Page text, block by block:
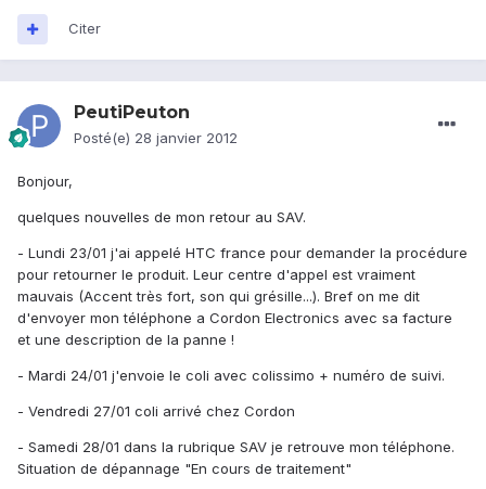
Citer
PeutiPeuton
Posté(e) 28 janvier 2012
Bonjour,
quelques nouvelles de mon retour au SAV.
- Lundi 23/01 j'ai appelé HTC france pour demander la procédure
pour retourner le produit. Leur centre d'appel est vraiment
mauvais (Accent très fort, son qui grésille...). Bref on me dit
d'envoyer mon téléphone a Cordon Electronics avec sa facture
et une description de la panne !
- Mardi 24/01 j'envoie le coli avec colissimo + numéro de suivi.
- Vendredi 27/01 coli arrivé chez Cordon
- Samedi 28/01 dans la rubrique SAV je retrouve mon téléphone.
Situation de dépannage "En cours de traitement"